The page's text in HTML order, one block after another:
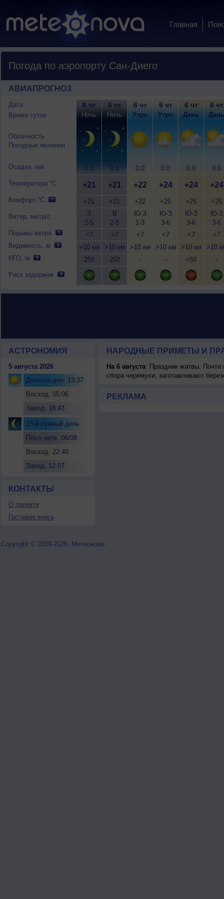
Главная
Погода по аэропорту Сан-Диего
АВИАПРОГНОЗ
Дата
Время суток
Облачность
Погодные явления
Осадки, мм
Температура °C
Комфорт,°C
Ветер, метр/с
Порывы ветра
Видимость, м
НГО, м
Риск задержек
6 чт
Ночь
0.0
+21
+21
З
2-5
<7
>10 км
250
6 чт
Ночь
0.0
+21
+21
В
2-5
<7
>10 км
250
6 чт
Утро
0.0
+22
+22
Ю-З
1-3
<7
>10 км
-
6 чт
Утро
0.0
+24
+25
Ю-З
3-6
<7
>10 км
-
6 чт
День
0.0
+24
+25
Ю-З
3-6
<7
>10 км
<50
6 чт
День
0.0
+24
+25
Ю-З
3-6
<7
>10
-
АСТРОНОМИЯ
5 августа 2026
Долгота дня: 13:37
Восход: 05:06
Заход: 18:43
23-й лунный день
Посл.четв. 06/08
Восход: 22:40
Заход: 12:07
КОНТАКТЫ
О проекте
Гостевая книга
НАРОДНЫЕ ПРИМЕТЫ И
На 6 августа: Праздник жатвы. Почти
сбора черемухи, заготавливают
РЕКЛАМА
Copyright © 2009-2026, Метеонова